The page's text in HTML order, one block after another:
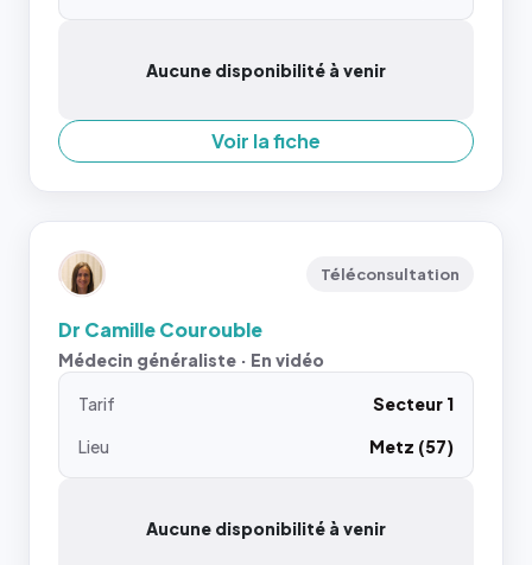
Aucune disponibilité à venir
Voir la fiche
Téléconsultation
Dr Camille Courouble
Médecin généraliste · En vidéo
Tarif
Secteur 1
Lieu
Metz (57)
Aucune disponibilité à venir